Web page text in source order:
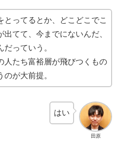
とってるとか、どこどこでこ
出てて、今までにないんだ、
だっていう。
人たち富裕層が飛びつくもの
のが大前提。
田原
はい